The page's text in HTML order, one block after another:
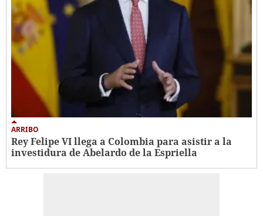
ARRIBO
Rey Felipe VI llega a Colombia para asistir a la
investidura de Abelardo de la Espriella